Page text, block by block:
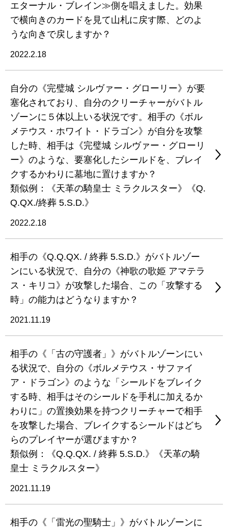
エターナル・ブレイン≫側を唱えました。効果
で横向きのカードを見て山札に戻す際、どのよ
うな向きで戻しますか？
2022.2.18
自分の《完璧城 シルヴァー・グローリー》が要
塞化されており、自分のクリーチャーがバトル
ゾーンに５体以上いる状況です。相手の《ボル
メテウス・ホワイト・ドラゴン》が自分を攻撃
した時、相手は《完璧城 シルヴァー・グローリ
ー》のような、要塞化したシールドを、ブレイ
クするかわりに墓地に置けますか？
類似例：《天革の騎皇士 ミラクルスター》《Q.
Q.QX./終葬 5.S.D.》
2022.2.18
相手の《Q.Q.QX. / 終葬 5.S.D.》がバトルゾー
ンにいる状況で、自分の《神歌の歌姫 アマテラ
ス・キリコ》が攻撃した場合、この「攻撃する
時」の能力はどうなりますか？
2021.11.19
相手の《「古の守護者」》がバトルゾーンにい
る状況で、自分の《ボルメテウス・サファイ
ア・ドラゴン》のような「シールドをブレイク
する時、相手はそのシールドを手札に加えるか
わりに」の置換効果を持つクリーチャーで相手
を攻撃した場合、ブレイクするシールドはどち
らのプレイヤーが選びますか？
類似例：《Q.Q.QX. / 終葬 5.S.D.》《天革の騎
皇士 ミラクルスター》
2021.11.19
相手の《「雷光の聖騎士」》がバトルゾーンに